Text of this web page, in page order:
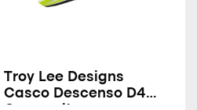
Troy Lee Designs
Casco Descenso D4